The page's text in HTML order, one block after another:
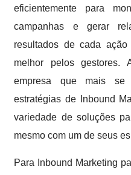
eficientemente para
campanhas e gerar
resultados de cada
melhor pelos gestores.
empresa que mais se
estratégias de Inbound
variedade de soluções
mesmo com um de seus
Para Inbound Marketing